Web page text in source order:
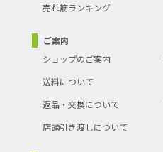
売れ筋ランキング
ご案内
ショップのご案内
送料について
返品・交換について
店頭引き渡しについて